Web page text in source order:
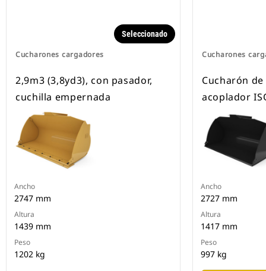
Cucharones cargadores
Seleccionado
2,9m3 (3,8yd3), con pasador,
cuchilla empernada
Ancho
2747 mm
Altura
1439 mm
Peso
1202 kg
Cucharones
Cucharón
acoplador
Ancho
2727 mm
Altura
1417 mm
Peso
997 kg